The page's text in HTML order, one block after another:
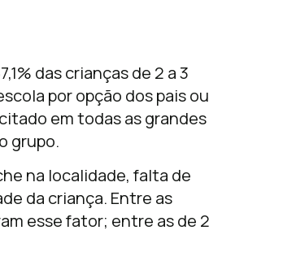
das crianças de 2 a 3
por opção dos pais ou
em todas as grandes
grupo.
na localidade, falta de
da criança. Entre as
esse fator; entre as de 2